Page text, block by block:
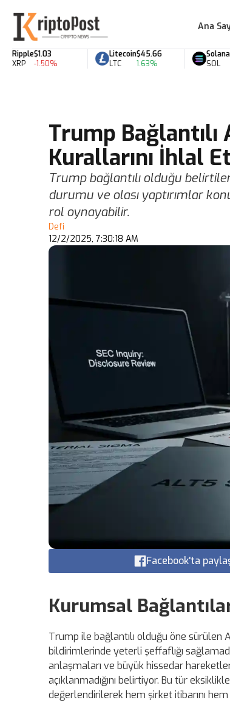
Ana
$1.03
-1.50%
Litecoin
LTC
$45.66
1.63%
Solana
SOL
Trump Bağlantılı
Kurallarını İhlal
Trump bağlantılı olduğu
durumu ve olası yaptırımlar
rol oynayabilir.
Defi
12/2/2025, 7:30:18 AM
Facebook'ta
Kurumsal
Trump ile bağlantılı olduğu öne sürülen
bildirimlerinde yeterli şeffaflığı
anlaşmaları ve büyük hissedar
açıklanmadığını belirtiyor. Bu tür
değerlendirilerek hem şirket itibarını